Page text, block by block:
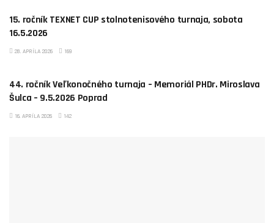
15. ročník TEXNET CUP stolnotenisového turnaja, sobota
16.5.2026
28. APRÍLA 2026 169
44. ročník Veľkonočného turnaja – Memoriál PHDr. Miroslava
Šulca – 9.5.2026 Poprad
16. APRÍLA 2026 142